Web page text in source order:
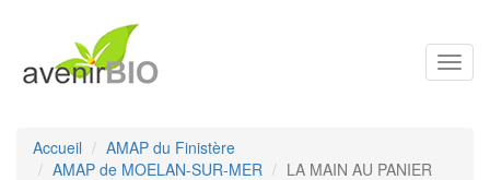
Accueil
AMAP du Finistère
AMAP de MOELAN-SUR-MER
LA MAIN AU PANIER